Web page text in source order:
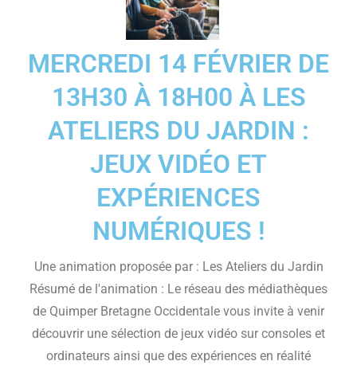
MERCREDI 14 FÉVRIER DE
13H30 À 18H00 À LES
ATELIERS DU JARDIN :
JEUX VIDÉO ET
EXPÉRIENCES
NUMÉRIQUES !
Une animation proposée par : Les Ateliers du Jardin
Résumé de l'animation : Le réseau des médiathèques
de Quimper Bretagne Occidentale vous invite à venir
découvrir une sélection de jeux vidéo sur consoles et
ordinateurs ainsi que des expériences en réalité